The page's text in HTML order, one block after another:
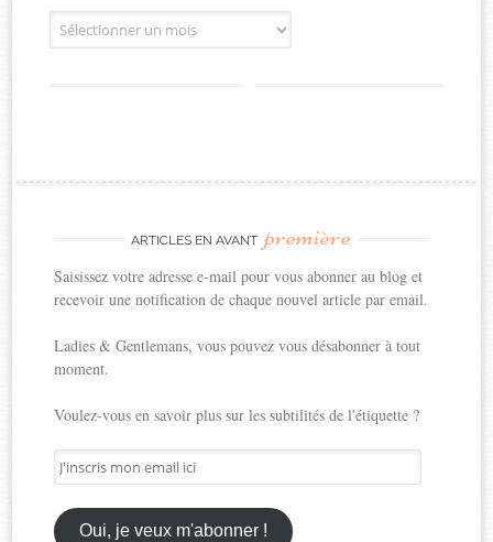
Archives
ARTICLES EN AVANT première
Saisissez votre adresse e-mail pour vous abonner au blog et
recevoir une notification de chaque nouvel article par email.
Ladies & Gentlemans, vous pouvez vous désabonner à tout
moment.
Voulez-vous en savoir plus sur les subtilités de l'étiquette ?
J'inscris
mon
email
ici
Oui, je veux m'abonner !